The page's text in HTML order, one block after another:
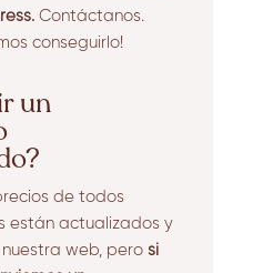
Contáctanos.
conseguirlo!
un
de todos
están actualizados y
web, pero si